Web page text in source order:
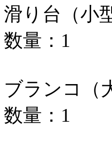
滑り台（小
数量：1
ブランコ（
数量：1